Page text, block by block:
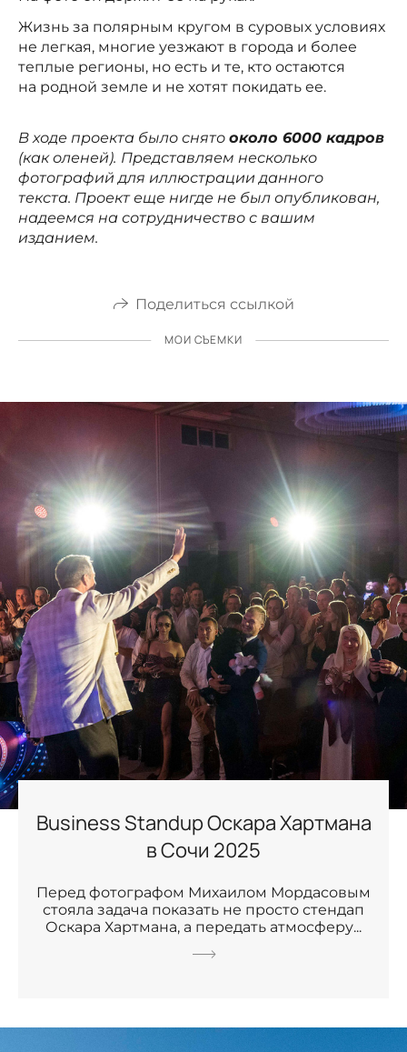
Жизнь за полярным кругом в суровых условиях
не легкая, многие уезжают в города и более
теплые регионы, но есть и те, кто остаются
на родной земле и не хотят покидать ее.
В ходе проекта было снято около 6000 кадров
(как оленей). Представляем несколько
фотографий для иллюстрации данного
текста. Проект еще нигде не был опубликован,
надеемся на сотрудничество с вашим
изданием.
Поделиться ссылкой
МОИ СЪЕМКИ
Business Standup Оскара Хартмана
в Сочи 2025
Перед фотографом Михаилом Мордасовым
стояла задача показать не просто стендап
Оскара Хартмана, а передать атмосферу...